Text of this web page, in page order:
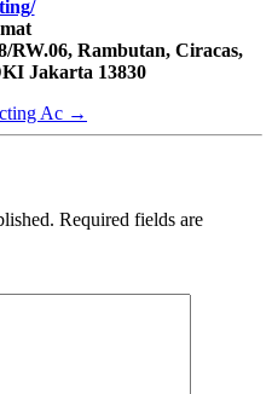
RW.06, Rambutan, Ciracas,
Jakarta 13830
Ac →
Required fields are